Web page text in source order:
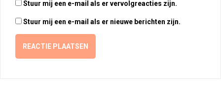
Stuur mij een e-mail als er vervolgreacties zijn.
Stuur mij een e-mail als er nieuwe berichten zijn.